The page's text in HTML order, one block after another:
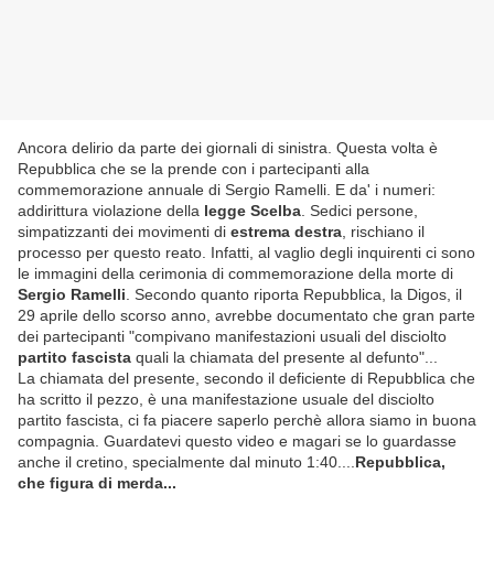
Ancora delirio da parte dei giornali di sinistra. Questa volta è
Repubblica che se la prende con i partecipanti alla
commemorazione annuale di Sergio Ramelli. E da' i numeri:
addirittura violazione della legge Scelba . Sedici persone,
simpatizzanti dei movimenti di estrema destra , rischiano il
processo per questo reato. Infatti, al vaglio degli inquirenti ci sono
le immagini della cerimonia di commemorazione della morte di
Sergio Ramelli . Secondo quanto riporta Repubblica, la Digos, il
29 aprile dello scorso anno, avrebbe documentato che gran parte
dei partecipanti "compivano manifestazioni usuali del disciolto
partito fascista quali la chiamata del presente al defunto"...
La chiamata del presente, secondo il deficiente di Repubblica che
ha scritto il pezzo, è una manifestazione usuale del disciolto
partito fascista, ci fa piacere saperlo perchè allora siamo in buona
compagnia. Guardatevi questo video e magari se lo guardasse
anche il cretino, specialmente dal minuto 1:40.... Repubblica,
che figura di merda...